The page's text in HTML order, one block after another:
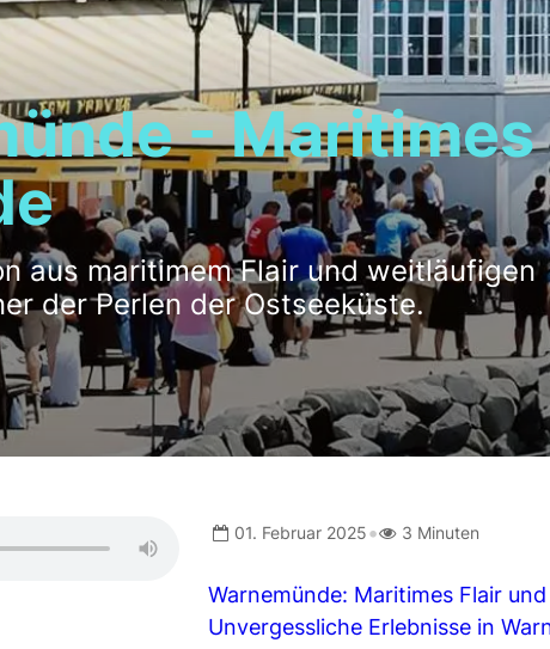
- Maritimes
aus maritimem Flair und weitläufigen
der Perlen der Ostseeküste.
01. Februar 2025• 3 Minuten
Warnemünde: Maritimes Flair
Unvergessliche Erlebnisse in